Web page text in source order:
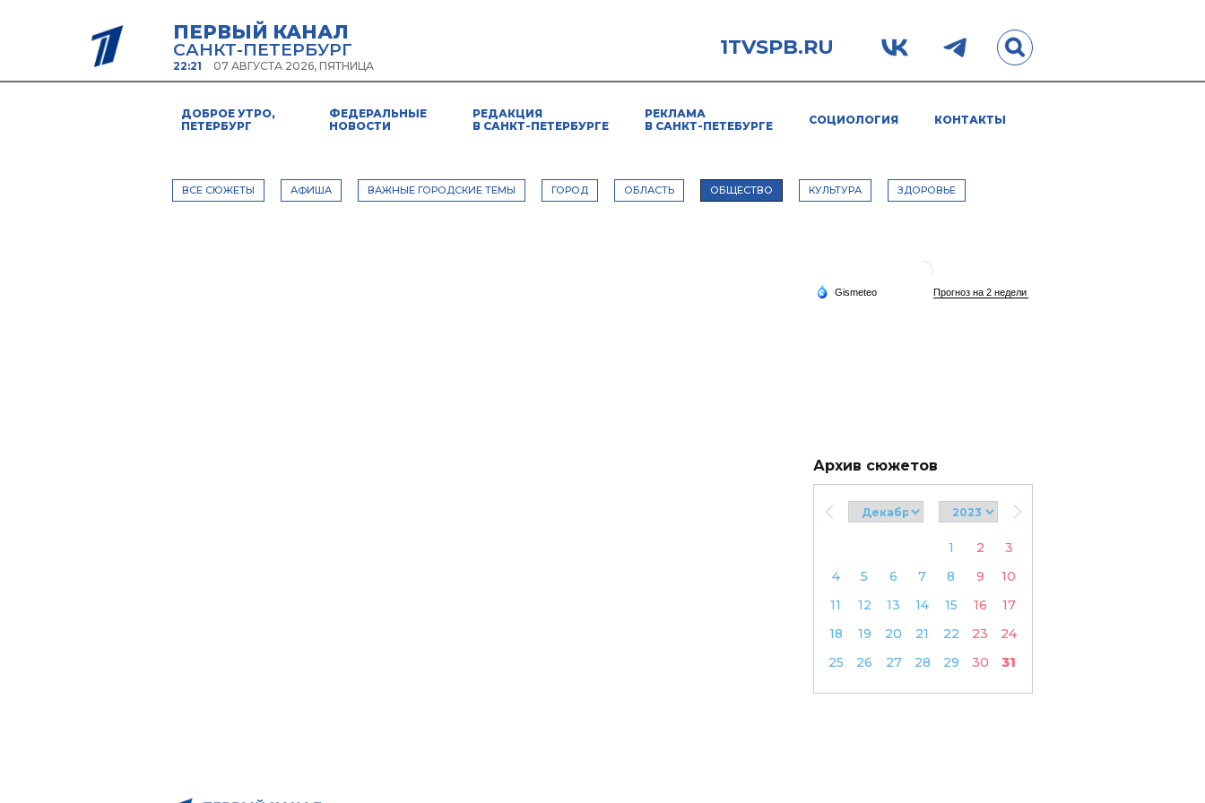
ПЕРВЫЙ КАНАЛ
САНКТ-ПЕТЕРБУРГ
22:21 07 АВГУСТА 2026, ПЯТНИЦА
1TVSPB.RU
ДОБРОЕ УТРО,
ПЕТЕРБУРГ
ФЕДЕРАЛЬНЫЕ
НОВОСТИ
РЕДАКЦИЯ
В САНКТ-ПЕТЕРБУРГЕ
РЕКЛАМА
В САНКТ-ПЕТЕБУРГЕ
СОЦИОЛОГИЯ КОНТАКТЫ
ВСЕ СЮЖЕТЫ АФИША ВАЖНЫЕ ГОРОДСКИЕ ТЕМЫ ГОРОД ОБЛАСТЬ ОБЩЕСТВО КУЛЬТУРА ЗДОРОВЬЕ
Архив сюжетов
1 2
3
4
5 6 7 8 9
10
11
12 13 14 15 16
17
18
19 20 21 22 23
24
25
26 27 28 29 30 31